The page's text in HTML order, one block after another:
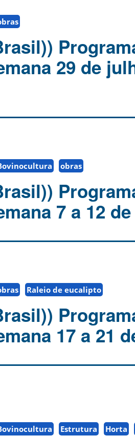
29 de
obras
7 a 12
Raleio de eucalipto
17 a 21
Estrutura Horta